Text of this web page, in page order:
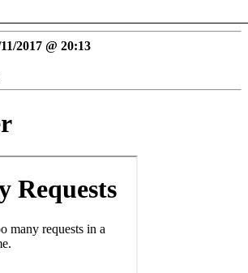
2017 @ 20:13